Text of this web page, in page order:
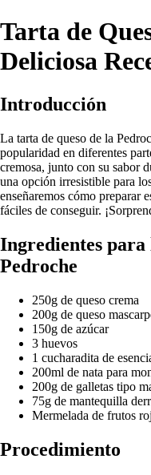
Tarta de
Deliciosa
Introducción
La tarta de queso de la
popularidad en diferentes
cremosa, junto con su sabor
una opción irresistible para
enseñaremos cómo preparar
fáciles de conseguir.
Ingredientes para
Pedroche
250g de queso crema
200g de queso
150g de azúcar
3 huevos
1 cucharadita de
200ml de nata para
200g de galletas tipo
75g de mantequilla
Mermelada de frutos
Procedimiento